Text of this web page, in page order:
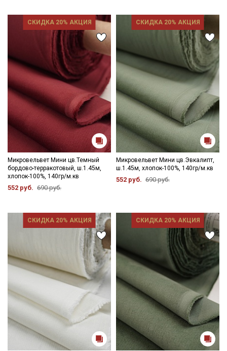
СКИДКА 20% АКЦИЯ
Микровельвет Мини цв.Темный
бордово-терракотовый, ш.1.45м,
хлопок-100%, 140гр/м.кв
552 руб. 690 руб.
СКИДКА 20% АКЦИЯ
Микровельвет Мини цв.Эвкалипт,
ш.1.45м, хлопок-100%, 140гр/м.кв
552 руб. 690 руб.
СКИДКА 20% АКЦИЯ СКИДКА 20% АКЦИЯ
Электронная почта
Подписаться
Ознакомлен(а) сПолитикой обработки персональных
данныхи даюСогласие на обработку персональных
данных
ДаюСогласие на получение рекламных и
информационных рассылок